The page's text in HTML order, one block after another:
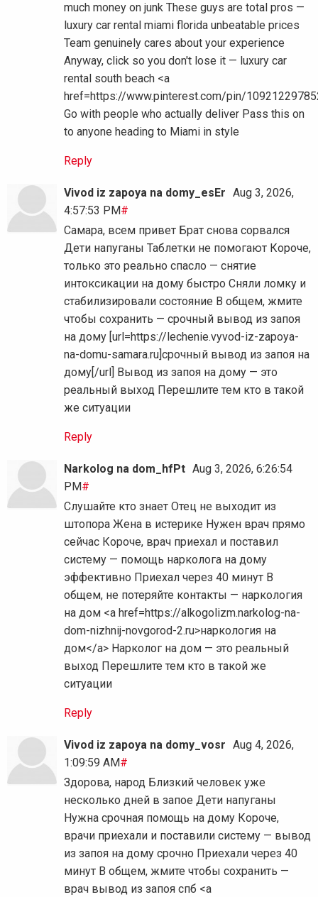
much money on junk These guys are total pros —
luxury car rental miami florida unbeatable prices
Team genuinely cares about your experience
Anyway, click so you don't lose it — luxury car
rental south beach <a
href=https://www.pinterest.com/pin/
Go with people who actually deliver Pass this on
to anyone heading to Miami in style
Reply
Vivod iz zapoya na domy_esEr Aug 3, 2026,
4:57:53 PM#
Самара, всем привет Брат снова сорвался
Дети напуганы Таблетки не помогают Короче,
только это реально спасло — снятие
интоксикации на дому быстро Сняли ломку и
стабилизировали состояние В общем, жмите
чтобы сохранить — срочный вывод из запоя
на дому [url=https://lechenie.vyvod-iz-zapoya-
na-domu-samara.ru]срочный вывод из запоя на
дому[/url] Вывод из запоя на дому — это
реальный выход Перешлите тем кто в такой
же ситуации
Reply
Narkolog na dom_hfPt Aug 3, 2026, 6:26:54
PM#
Слушайте кто знает Отец не выходит из
штопора Жена в истерике Нужен врач прямо
сейчас Короче, врач приехал и поставил
систему — помощь нарколога на дому
эффективно Приехал через 40 минут В
общем, не потеряйте контакты — наркология
на дом <a href=https://alkogolizm.narkolog-na-
dom-nizhnij-novgorod-2.ru>наркология на
дом</a> Нарколог на дом — это реальный
выход Перешлите тем кто в такой же
ситуации
Reply
Vivod iz zapoya na domy_vosr Aug 4, 2026,
1:09:59 AM#
Здорова, народ Близкий человек уже
несколько дней в запое Дети напуганы
Нужна срочная помощь на дому Короче,
врачи приехали и поставили систему — вывод
из запоя на дому срочно Приехали через 40
минут В общем, жмите чтобы сохранить —
врач вывод из запоя спб <a